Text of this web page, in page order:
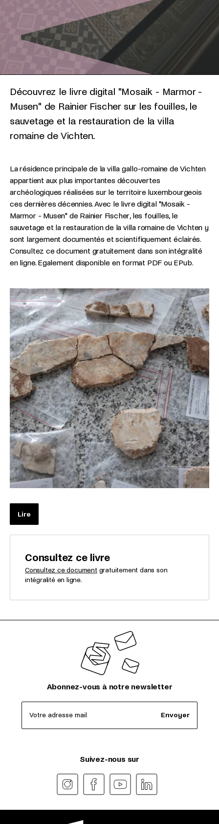
Découvrez le livre digital "Mosaik - Marmor -
Musen" de Rainier Fischer sur les fouilles, le
sauvetage et la restauration de la villa
romaine de Vichten.
La résidence principale de la villa gallo-romaine de Vichten
appartient aux plus importantes découvertes
archéologiques réalisées sur le territoire luxembourgeois
ces dernières décennies. Avec le livre digital "Mosaik -
Marmor - Musen" de Rainier Fischer, les fouilles, le
sauvetage et la restauration de la villa romaine de Vichten y
sont largement documentés et scientifiquement éclairés.
Consultez ce document gratuitement dans son intégralité
en ligne. Egalement disponible en format PDF ou EPub.
Lire
Consultez ce livre
Consultez ce documentgratuitement dans son
intégralité en ligne.
Abonnez-vous à notre newsletter
Votre adresse mail Envoyer
Suivez-nous sur